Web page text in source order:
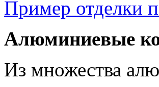
Пример отделки
Алюминиевые
Из множества